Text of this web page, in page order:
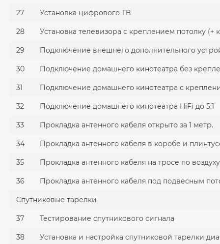
27 Установка цифрового ТВ
28 Установка телевизора с креплением потолку (+
29 Подключение внешнего дополнительного
30 Подключение домашнего кинотеатра без
31 Подключение домашнего кинотеатра с
32 Подключение домашнего кинотеатра HiFi до 5:1
33 Прокладка антенного кабеля открыто за 1 метр.
34 Прокладка антенного кабеля в коробе и
35 Прокладка антенного кабеля на тросе по
36 Прокладка антенного кабеля под подвесным
Спутниковые тарелки
37 Тестирование спутникового сигнала
38 Установка и настройка спутниковой тарелки